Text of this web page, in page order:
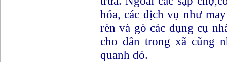
hóa, các dịch vụ như
rèn và gò các dụng cụ
cho dân trong xã cũng
quanh đó.